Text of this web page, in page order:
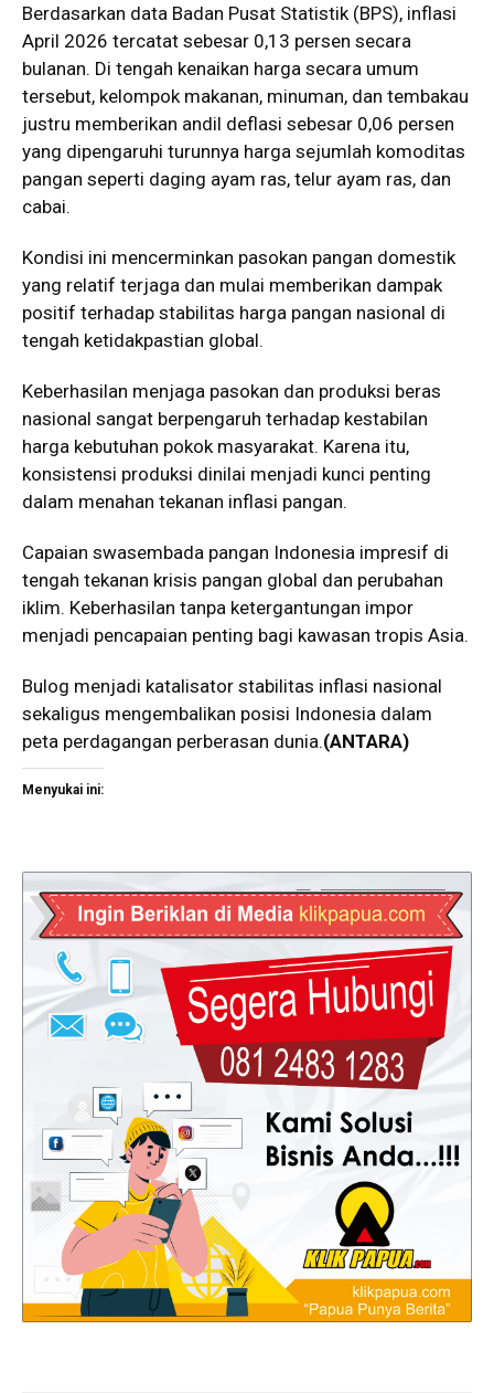
Berdasarkan data Badan Pusat Statistik (BPS), inflasi
April 2026 tercatat sebesar 0,13 persen secara
bulanan. Di tengah kenaikan harga secara umum
tersebut, kelompok makanan, minuman, dan tembakau
justru memberikan andil deflasi sebesar 0,06 persen
yang dipengaruhi turunnya harga sejumlah komoditas
pangan seperti daging ayam ras, telur ayam ras, dan
cabai.
Kondisi ini mencerminkan pasokan pangan domestik
yang relatif terjaga dan mulai memberikan dampak
positif terhadap stabilitas harga pangan nasional di
tengah ketidakpastian global.
Keberhasilan menjaga pasokan dan produksi beras
nasional sangat berpengaruh terhadap kestabilan
harga kebutuhan pokok masyarakat. Karena itu,
konsistensi produksi dinilai menjadi kunci penting
dalam menahan tekanan inflasi pangan.
Capaian swasembada pangan Indonesia impresif di
tengah tekanan krisis pangan global dan perubahan
iklim. Keberhasilan tanpa ketergantungan impor
menjadi pencapaian penting bagi kawasan tropis Asia.
Bulog menjadi katalisator stabilitas inflasi nasional
sekaligus mengembalikan posisi Indonesia dalam
peta perdagangan perberasan dunia.(ANTARA)
Menyukai ini: